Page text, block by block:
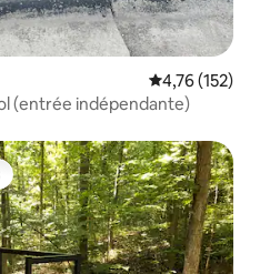
Évaluation
4,76 (152)
(entrée indépendante)
plus appréciés